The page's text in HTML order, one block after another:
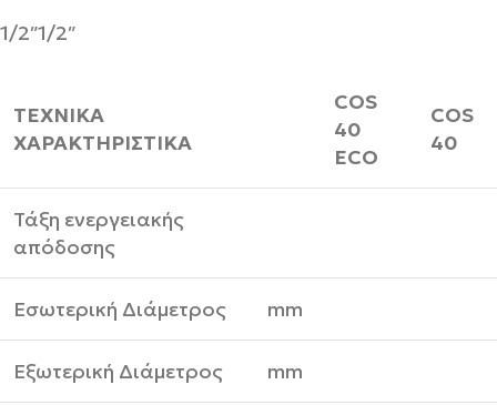
1/2″​1/2″​
ΤΕΧΝΙΚΑ
ΧΑΡΑΚΤΗΡΙΣΤΙΚΑ
COS
40
ECO
COS
40
Τάξη ενεργειακής
απόδοσης
Εσωτερική Διάμετρος mm
Εξωτερική Διάμετρος mm